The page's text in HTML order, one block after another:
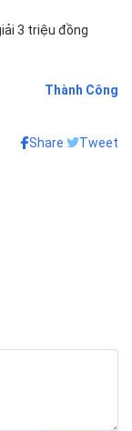
3 triệu đồng
Thành Công
Share Tweet